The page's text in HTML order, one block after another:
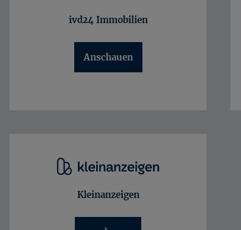
ivd24 Immobilien
Anschauen
Kleinanzeigen